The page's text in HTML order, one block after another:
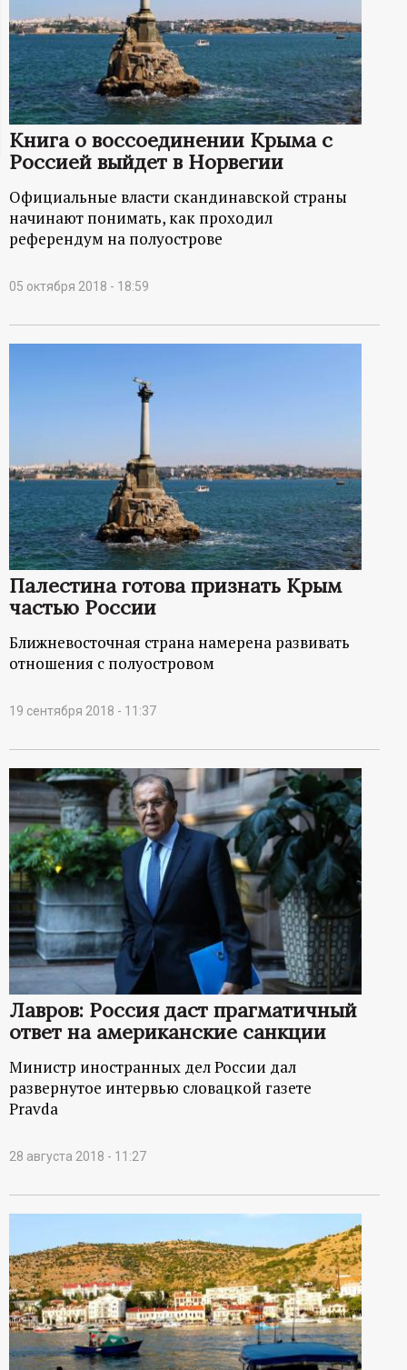
р
м
а
ц
и
н
п
о
р
т
а
л
Книга о воссоединении Крыма с
Россией выйдет в Норвегии
Официальные власти скандинавской страны
начинают понимать, как проходил
референдум на полуострове
05 октября 2018 - 18:59
Палестина готова признать Крым
частью России
Ближневосточная страна намерена развивать
отношения с полуостровом
19 сентября 2018 - 11:37
Лавров: Россия даст прагматичный
ответ на американские санкции
Министр иностранных дел России дал
развернутое интервью словацкой газете
Pravda
28 августа 2018 - 11:27